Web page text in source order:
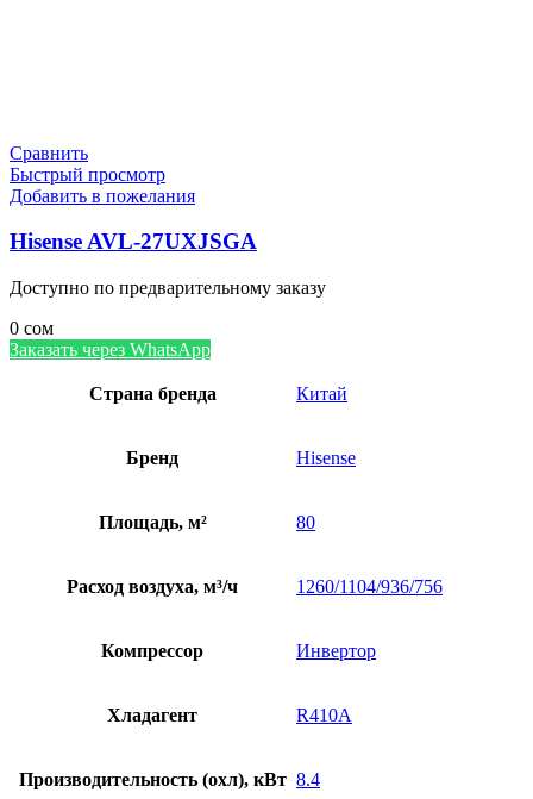
Сравнить
Быстрый просмотр
Добавить в пожелания
Hisense AVL-27UXJSGA
Доступно по предварительному заказу
0 сом
Заказать через WhatsApp
Страна бренда Китай
Бренд Hisense
Площадь, м² 80
Расход воздуха, м³/ч 1260/1104/936/756
Компрессор Инвертор
Хладагент R410A
Производительность (охл), кВт 8.4